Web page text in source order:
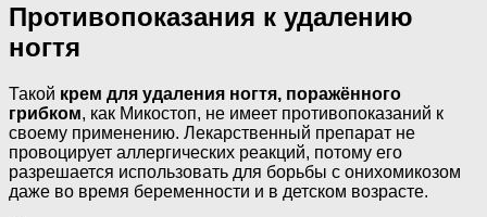
Противопоказания к удалению
ногтя
Такой крем для удаления ногтя, поражённого
грибком, как Микостоп, не имеет противопоказаний к
своему применению. Лекарственный препарат не
провоцирует аллергических реакций, потому его
разрешается использовать для борьбы с онихомикозом
даже во время беременности и в детском возрасте.